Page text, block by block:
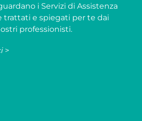
i Servizi di Assistenza
trattati e spiegati per te dai
professionisti.
>